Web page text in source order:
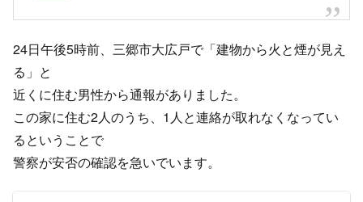
24日午後5時前、三郷市大広戸で「建物から火と煙が見え
る」と
近くに住む男性から通報がありました。
この家に住む2人のうち、1人と連絡が取れなくなってい
るということで
警察が安否の確認を急いでいます。